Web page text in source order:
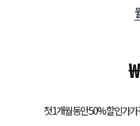
₩
첫 1개월 동안 50% 할인가